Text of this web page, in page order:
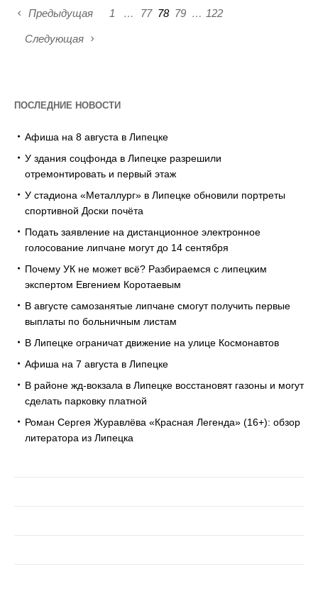
Предыдущая 1 … 77 78 79 … 122
Следующая
ПОСЛЕДНИЕ НОВОСТИ
Афиша на 8 августа в Липецке
У здания соцфонда в Липецке разрешили
отремонтировать и первый этаж
У стадиона «Металлург» в Липецке обновили портреты
спортивной Доски почёта
Подать заявление на дистанционное электронное
голосование липчане могут до 14 сентября
Почему УК не может всё? Разбираемся с липецким
экспертом Евгением Коротаевым
В августе самозанятые липчане смогут получить первые
выплаты по больничным листам
В Липецке ограничат движение на улице Космонавтов
Афиша на 7 августа в Липецке
В районе жд-вокзала в Липецке восстановят газоны и могут
сделать парковку платной
Роман Сергея Журавлёва «Красная Легенда» (16+): обзор
литератора из Липецка